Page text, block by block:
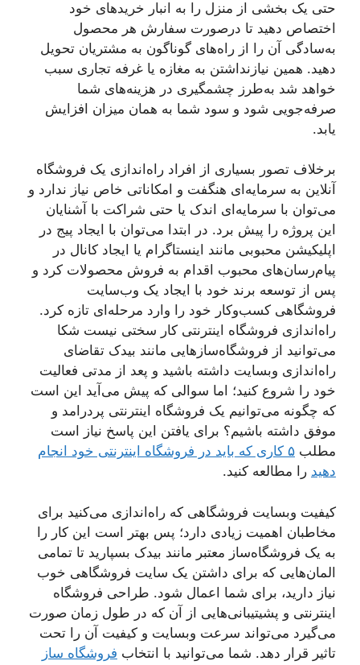
حتی یک بخشی از منزل را به انبار خریدهای خود
اختصاص دهید تا درصورت سفارش هر محصول
به‌سادگی آن را از راه‌های گوناگون به مشتریان تحویل
دهید. همین نیازنداشتن به مغازه یا غرفه تجاری سبب
خواهد شد به‌طرز چشمگیری در هزینه‌های شما
صرفه‌جویی شود و سود شما به همان میزان افزایش
یابد.
برخلاف تصور بسیاری از افراد راه‌اندازی یک فروشگاه
آنلاین به سرمایه‌ای هنگفت و امکاناتی خاص نیاز ندارد و
می‌توان با سرمایه‌ای اندک یا حتی شراکت با آشنایان
این پروژه را پیش برد. در ابتدا می‌توان با ایجاد پیج در
اپلیکیشن محبوبی مانند اینستاگرام یا ایجاد کانال در
پیام‌رسان‌های محبوب اقدام به فروش محصولات کرد و
پس از توسعه برند خود با ایجاد یک وب‌سایت
فروشگاهی کسب‌وکار خود را وارد مرحله‌ای تازه کرد.
راه‌اندازی فروشگاه اینترنتی کار سختی نیست شکا
می‌توانید از فروشگاه‌ساز‌هایی مانند بیدک تقاضای
راه‌اندازی وبسایت داشته باشید و پعد از مدتی فعالیت
خود را شروع کنید؛ اما سوالی که پیش می‌آید این است
که چگونه می‌توانیم یک فروشگاه اینترنتی پردرامد و
موفق داشته باشیم؟ برای یافتن این پاسخ نیاز است
مطلب
۵ کاری که باید در فروشگاه اینترنتی خود انجام
دهید را مطالعه کنید.
کیفیت وبسایت فروشگاهی که راه‌اندازی می‌کنید برای
مخاطبان اهمیت زیادی دارد؛ پس بهتر است این کار را
به یک فروشگاه‌ساز معتبر مانند بیدک بسپارید تا تمامی
المان‌هایی که برای داشتن یک سایت فروشگاهی خوب
نیاز دارید، برای شما اعمال شود. طراحی فروشگاه
اینترنتی و پشیتیبانی‌هایی از آن که در طول زمان صورت
می‌گیرد می‌تواند سرعت وبسایت و کیفیت آن را تحت
تاثیر قرار دهد. شما می‌توانید با انتخاب فروشگاه ساز